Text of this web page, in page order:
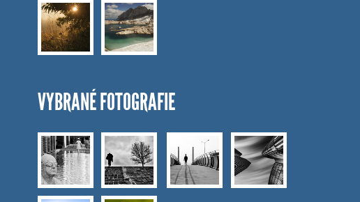
VYBRANÉ FOTOGRAFIE